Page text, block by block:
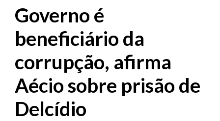
Governo é
beneficiário da
corrupção, afirma
Aécio sobre prisão de
Delcídio